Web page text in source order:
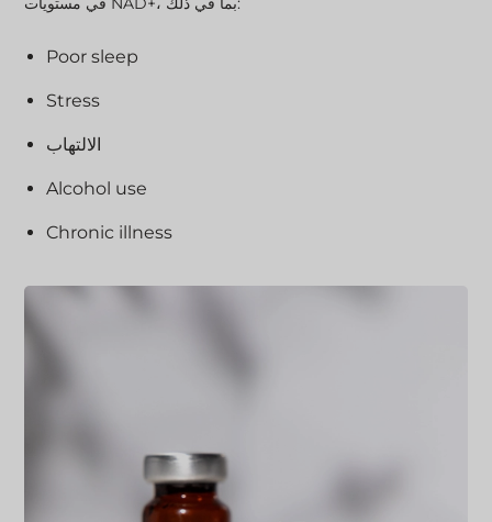
Poor sleep
Stress
الالتهاب
Alcohol use
Chronic illness